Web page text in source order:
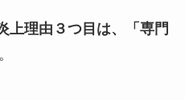
上理由３つ目は、「専門